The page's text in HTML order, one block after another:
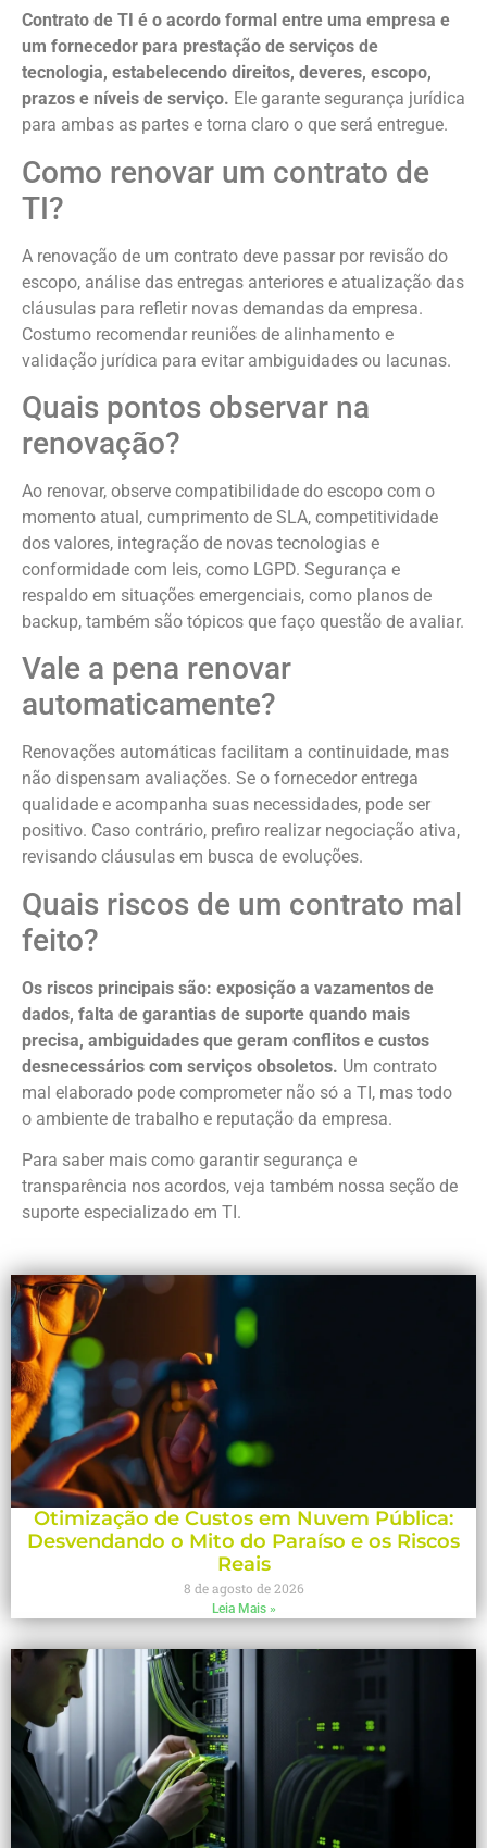
Contrato de TI é o acordo formal entre uma empresa e
um fornecedor para prestação de serviços de
tecnologia, estabelecendo direitos, deveres, escopo,
prazos e níveis de serviço. Ele garante segurança jurídica
para ambas as partes e torna claro o que será entregue.
Como renovar um contrato de
TI?
A renovação de um contrato deve passar por revisão do
escopo, análise das entregas anteriores e atualização das
cláusulas para refletir novas demandas da empresa.
Costumo recomendar reuniões de alinhamento e
validação jurídica para evitar ambiguidades ou lacunas.
Quais pontos observar na
renovação?
Ao renovar, observe compatibilidade do escopo com o
momento atual, cumprimento de SLA, competitividade
dos valores, integração de novas tecnologias e
conformidade com leis, como LGPD. Segurança e
respaldo em situações emergenciais, como planos de
backup, também são tópicos que faço questão de avaliar.
Vale a pena renovar
automaticamente?
Renovações automáticas facilitam a continuidade, mas
não dispensam avaliações. Se o fornecedor entrega
qualidade e acompanha suas necessidades, pode ser
positivo. Caso contrário, prefiro realizar negociação ativa,
revisando cláusulas em busca de evoluções.
Quais riscos de um contrato mal
feito?
Os riscos principais são: exposição a vazamentos de
dados, falta de garantias de suporte quando mais
precisa, ambiguidades que geram conflitos e custos
desnecessários com serviços obsoletos. Um contrato
mal elaborado pode comprometer não só a TI, mas todo
o ambiente de trabalho e reputação da empresa.
Para saber mais como garantir segurança e
transparência nos acordos, veja também nossa seção de
suporte especializado em TI.
Otimização de Custos em Nuvem Pública:
Desvendando o Mito do Paraíso e os Riscos
Reais
8 de agosto de 2026
Leia Mais »